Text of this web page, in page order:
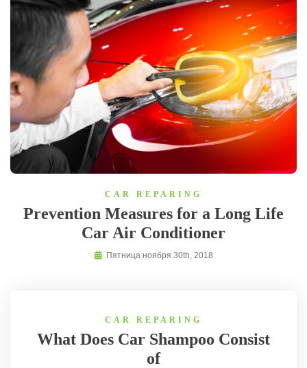
CAR REPARING
Prevention Measures for a Long Life
Car Air Conditioner
Пятница ноября 30th, 2018
CAR REPARING
What Does Car Shampoo Consist
of